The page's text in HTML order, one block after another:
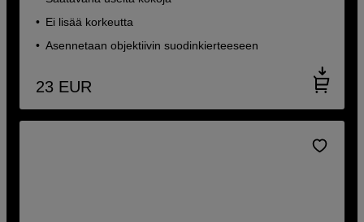
Ei lisää korkeutta
Asennetaan objektiivin suodinkierteeseen
23 EUR